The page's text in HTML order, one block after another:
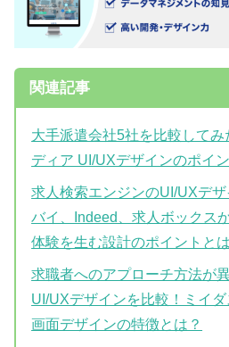
関連記事
大手派遣会社5社を比較して
ディア UI/UXデザインのポイ
求人検索エンジンのUI/UXデ
バイ、Indeed、求人ボックス
体験を生む設計のポイントと
求職者へのアプローチ方法が
UI/UXデザインを比較！ミイ
画面デザインの特徴とは？